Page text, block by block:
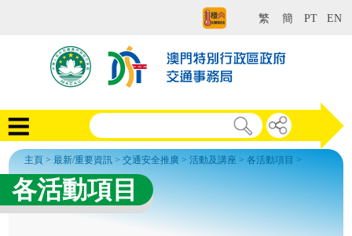
繁 簡 PT EN
主頁 >最新/重要資訊 >交通安全推廣 >活動及講座 >各活動項目 >
各活動項目